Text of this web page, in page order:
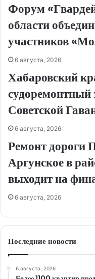
Форум
области
участников
6 августа, 2026
Хабаровский
судоремонтный
Советской
6 августа, 2026
Ремонт дороги
Аргунское в
выходит на
6 августа, 2026
Последние новости
6 августа, 2026